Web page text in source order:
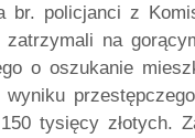
br. policjanci z
na
o oszukanie
tysięcy złotych.